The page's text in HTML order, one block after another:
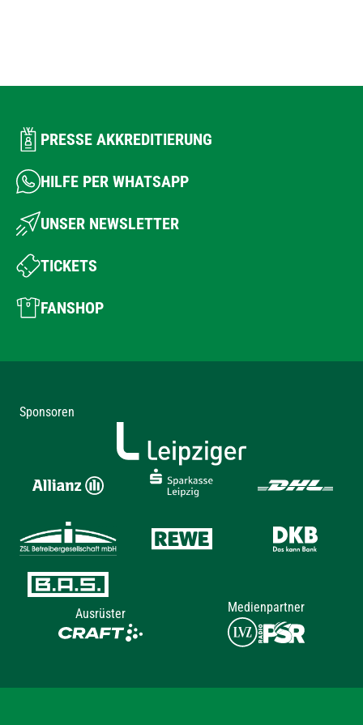
PRESSE AKKREDITIERUNG
HILFE PER WHATSAPP
UNSER NEWSLETTER
TICKETS
FANSHOP
Sponsoren
Ausrüster Medienpartner